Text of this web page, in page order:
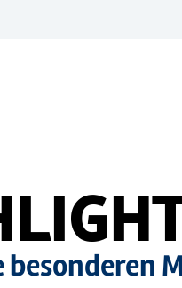
besonderen